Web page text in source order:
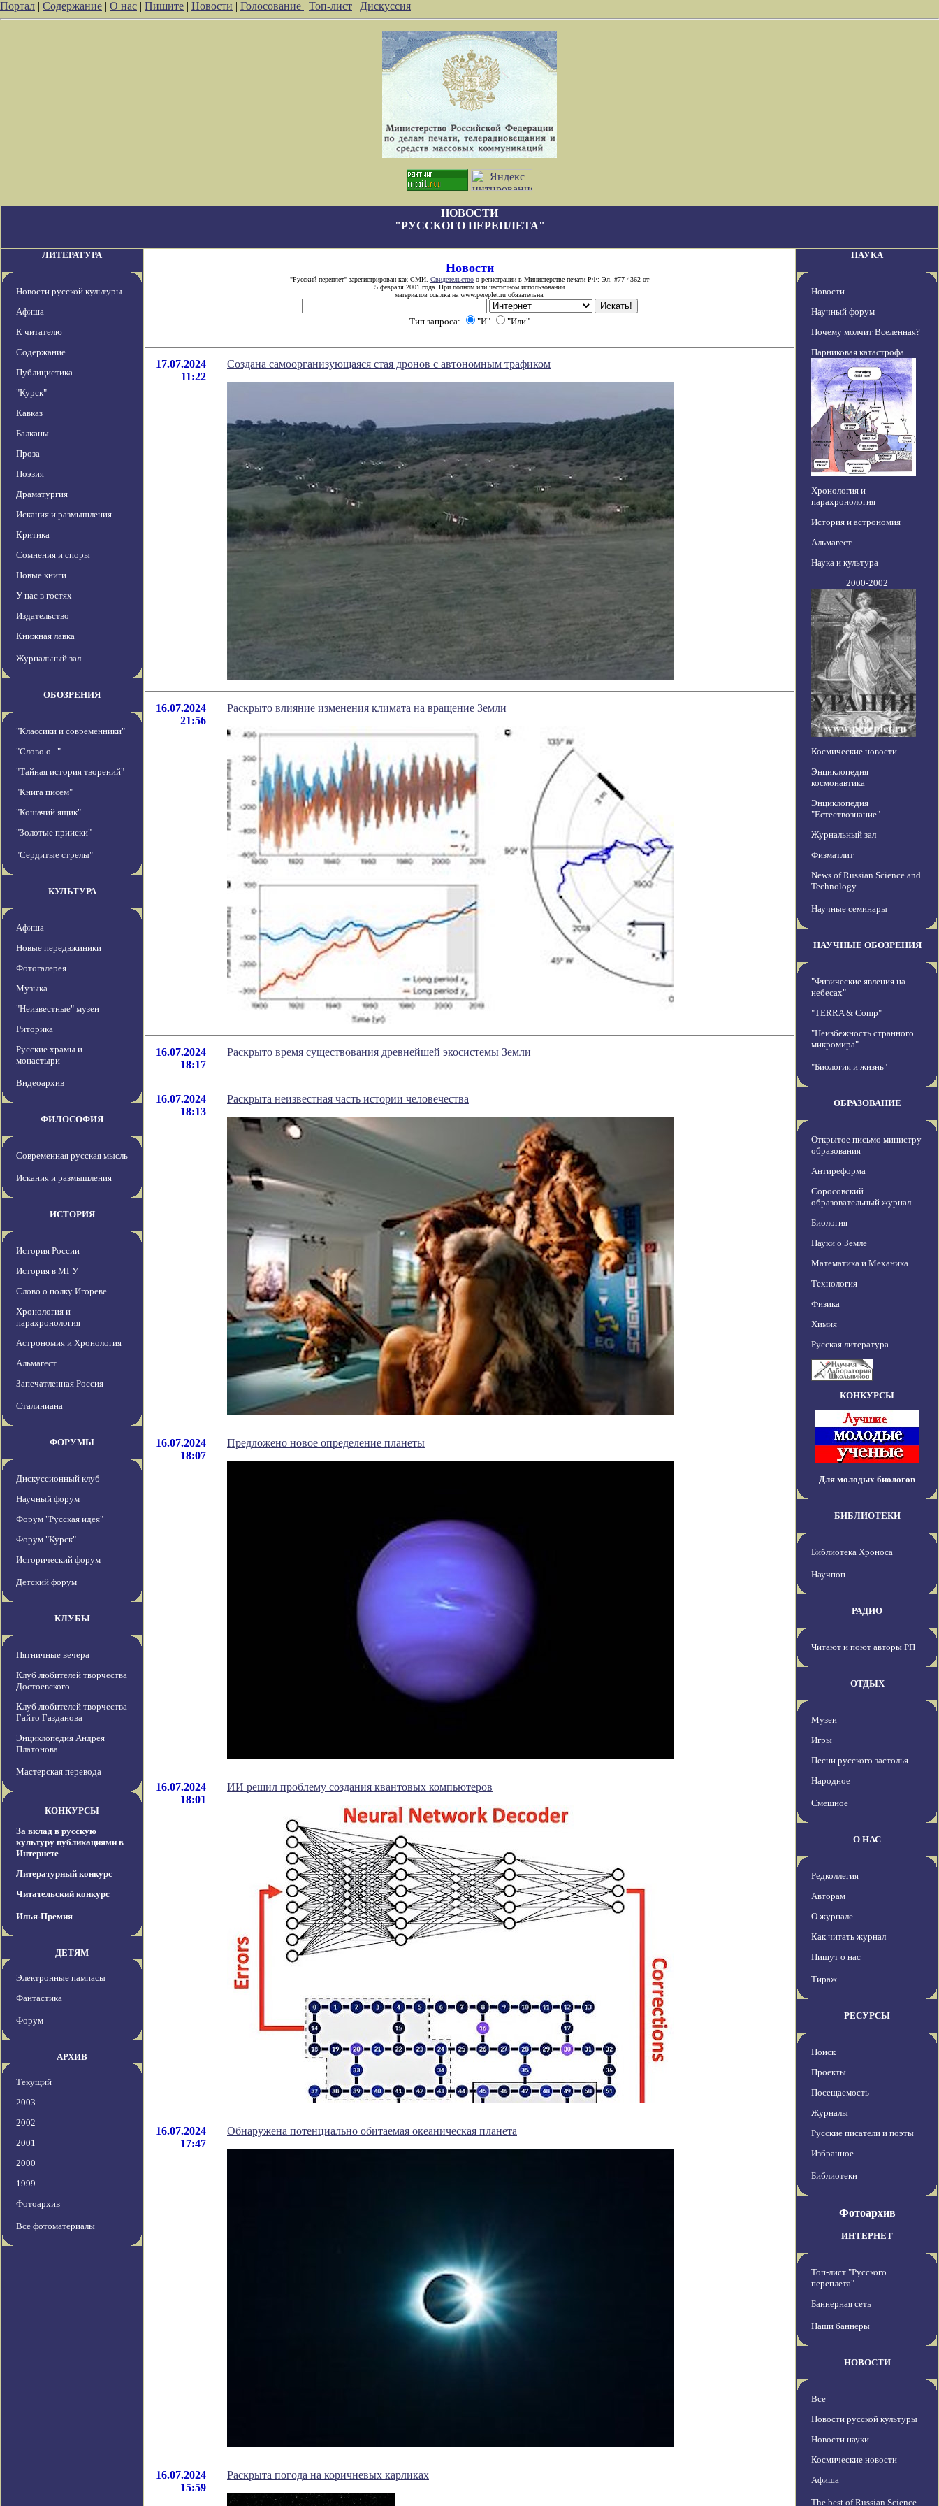
Портал | Содержание | О нас | Пишите | Новости | Голосование | Топ-лист | Дискуссия
НОВОСТИ
"РУССКОГО ПЕРЕПЛЕТА"
ЛИТЕРАТУРА
Новости русской культуры
Афиша
К читателю
Содержание
Публицистика
"Курск"
Кавказ
Балканы
Проза
Поэзия
Драматургия
Искания и размышления
Критика
Сомнения и споры
Новые книги
У нас в гостях
Издательство
Книжная лавка
Журнальный зал
ОБОЗРЕНИЯ
"Классики и современники"
"Слово о..."
"Тайная история творений"
"Книга писем"
"Кошачий ящик"
"Золотые прииски"
"Сердитые стрелы"
КУЛЬТУРА
Афиша
Новые передвжиники
Фотогалерея
Музыка
"Неизвестные" музеи
Риторика
Русские храмы и
монастыри
Видеоархив
ФИЛОСОФИЯ
Современная русская мысль
Искания и размышления
ИСТОРИЯ
История России
История в МГУ
Слово о полку Игореве
Хронология и
парахронология
Астрономия и Хронология
Альмагест
Запечатленная Россия
Сталиниана
ФОРУМЫ
Дискуссионный клуб
Научный форум
Форум "Русская идея"
Форум "Курск"
Исторический форум
Детский форум
КЛУБЫ
Пятничные вечера
Клуб любителей творчества
Достоевского
Клуб любителей творчества
Гайто Газданова
Энциклопедия Андрея
Платонова
Мастерская перевода
КОНКУРСЫ
За вклад в русскую
культуру публикациями в
Интернете
Литературный конкурс
Читательский конкурс
Илья-Премия
ДЕТЯМ
Электронные пампасы
Фантастика
Форум
АРХИВ
Текущий
2003
2002
2001
2000
1999
Фотоархив
Все фотоматериалы
Новости
"Русский переплет" зарегистрирован как СМИ. Свидетельство о регистрации в Министерстве печати РФ: Эл. #77-4362 от
5 февраля 2001 года. При полном или частичном использовании
материалов ссылка на www.pereplet.ru обязательна.
Тип запроса: "И" "Или"
17.07.2024
11:22
Создана самоорганизующаяся стая дронов с автономным трафиком
16.07.2024
21:56
Раскрыто влияние изменения климата на вращение Земли
16.07.2024
18:17
Раскрыто время существования древнейшей экосистемы Земли
16.07.2024
18:13
Раскрыта неизвестная часть истории человечества
16.07.2024
18:07
Предложено новое определение планеты
16.07.2024
18:01
ИИ решил проблему создания квантовых компьютеров
16.07.2024
17:47
Обнаружена потенциально обитаемая океаническая планета
16.07.2024
15:59
Раскрыта погода на коричневых карликах
НАУКА
Новости
Научный форум
Почему молчит Вселенная?
Парниковая катастрофа
Хронология и
парахронология
История и астрономия
Альмагест
Наука и культура
2000-2002
Космические новости
Энциклопедия
космонавтика
Энциклопедия
"Естествознание"
Журнальный зал
Физматлит
News of Russian Science and
Technology
Научные семинары
НАУЧНЫЕ ОБОЗРЕНИЯ
"Физические явления на
небесах"
"TERRA & Comp"
"Неизбежность странного
микромира"
"Биология и жизнь"
ОБРАЗОВАНИЕ
Открытое письмо министру
образования
Антиреформа
Соросовский
образовательный журнал
Биология
Науки о Земле
Математика и Механика
Технология
Физика
Химия
Русская литература
КОНКУРСЫ
Для молодых биологов
БИБЛИОТЕКИ
Библиотека Хроноса
Научпоп
РАДИО
Читают и поют авторы РП
ОТДЫХ
Музеи
Игры
Песни русского застолья
Народное
Смешное
О НАС
Редколлегия
Авторам
О журнале
Как читать журнал
Пишут о нас
Тираж
РЕСУРСЫ
Поиск
Проекты
Посещаемость
Журналы
Русские писатели и поэты
Избранное
Библиотеки
Фотоархив
ИНТЕРНЕТ
Топ-лист "Русского
переплета"
Баннерная сеть
Наши баннеры
НОВОСТИ
Все
Новости русской культуры
Новости науки
Космические новости
Афиша
The best of Russian Science